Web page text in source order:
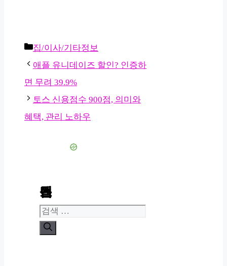
카
테
고
리
집/이사/기타정보
애플 유니데이즈 할인? 인증하
면 무려 39.9%
토스 신용점수 900점, 의미와
혜택, 관리 노하우
콘텐츠 검색
검
색: